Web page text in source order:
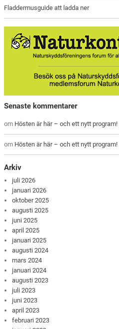
Fladdermusguide att ladda ner
Senaste kommentarer
om Hösten är här – och ett nytt program!
om Hösten är här – och ett nytt program!
Arkiv
juli 2026
januari 2026
oktober 2025
augusti 2025
juni 2025
april 2025
januari 2025
augusti 2024
mars 2024
januari 2024
augusti 2023
juli 2023
juni 2023
april 2023
februari 2023